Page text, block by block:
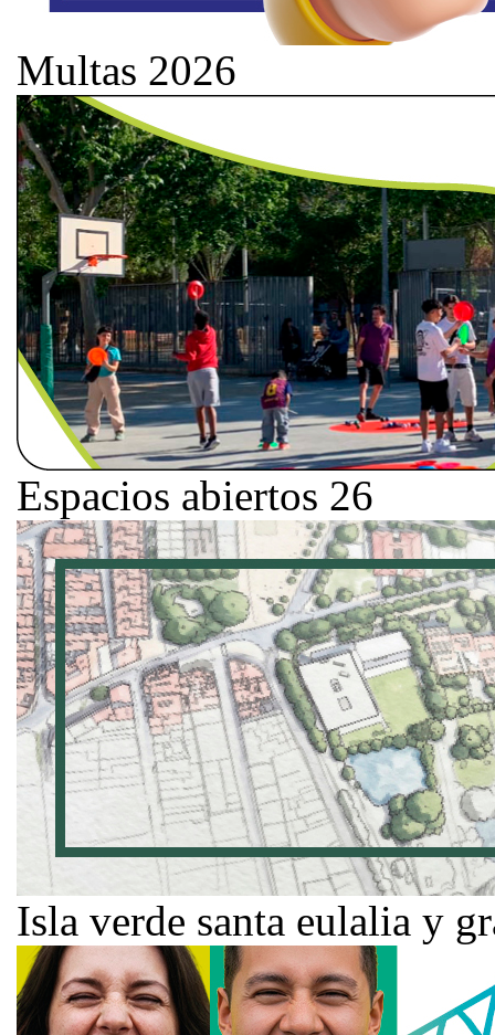
Multas 2026
Espacios abiertos 26
Isla verde santa eulalia y